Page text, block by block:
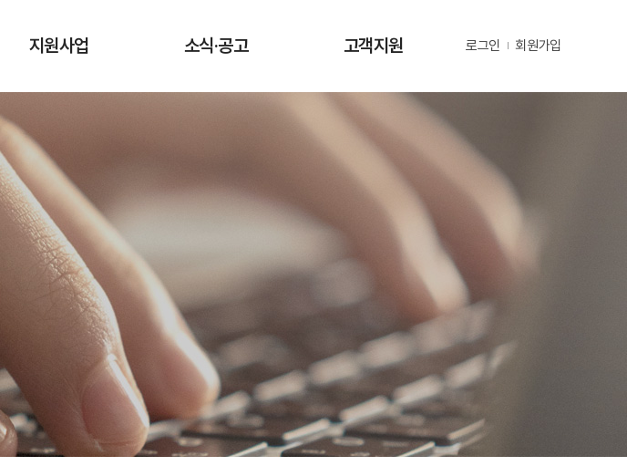
지원사업
청년상인 육성사업
창업단계
성장단계
도약단계
전통시장 디지털
역량강화 사업
소식·공고
유관공고
채용정보
기관동정
보도자료
기부금현황
공고 지원하기
고객지원
부정 및 공익신고
로그인 회원가입